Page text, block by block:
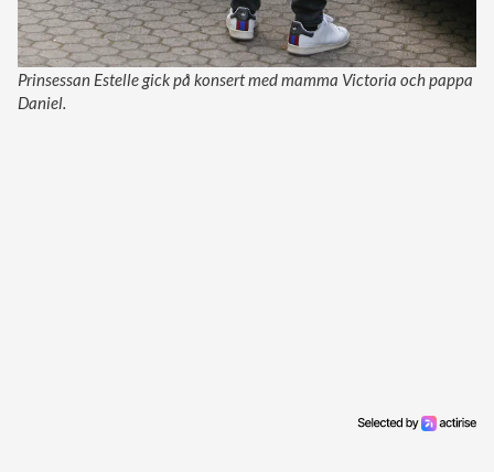
Prinsessan Estelle gick på konsert med mamma Victoria och pappa
Daniel.